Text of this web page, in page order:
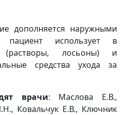
дополняется наружными
пациент использует в
(растворы, лосьоны) и
средства ухода за
врачи: Маслова Е.В.,
Ковальчук Е.В., Ключник